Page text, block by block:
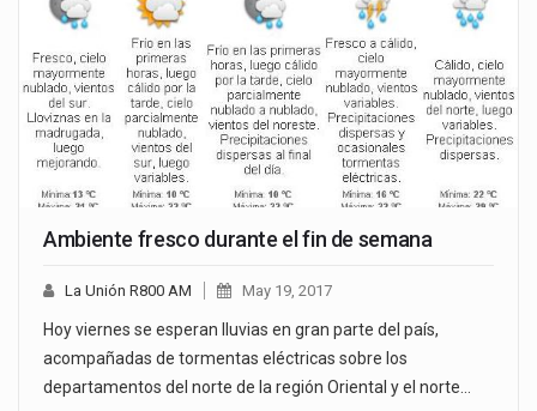
Ambiente fresco durante el fin de semana
La Unión R800 AM May 19, 2017
Hoy viernes se esperan lluvias en gran parte del país,
acompañadas de tormentas eléctricas sobre los
departamentos del norte de la región Oriental y el norte…